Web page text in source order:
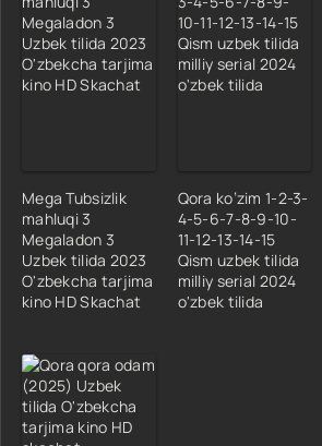
Mega Tubsizlik
mahluqi 3
Megaladon 3
Uzbek tilida 2023
O'zbekcha tarjima
kino HD Skachat
Qora ko’zim 1-2-3-
4-5-6-7-8-9-10-
11-12-13-14-15
Qism uzbek tilida
milliy serial 2024
o'zbek tilida